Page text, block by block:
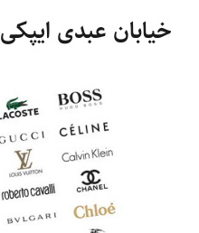
خیابان عبدی ایپکی